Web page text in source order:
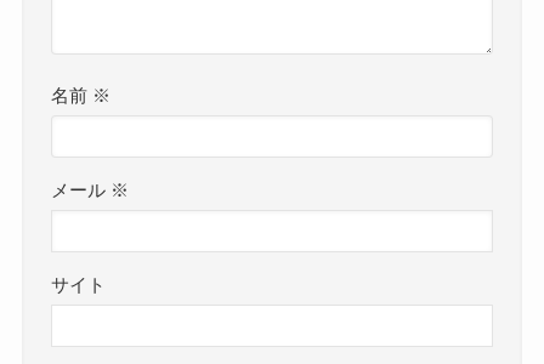
名前 ※
メール ※
サイト